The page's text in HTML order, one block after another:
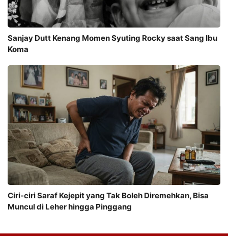
Sanjay Dutt Kenang Momen Syuting Rocky saat Sang Ibu
Koma
Ciri-ciri Saraf Kejepit yang Tak Boleh Diremehkan, Bisa
Muncul di Leher hingga Pinggang